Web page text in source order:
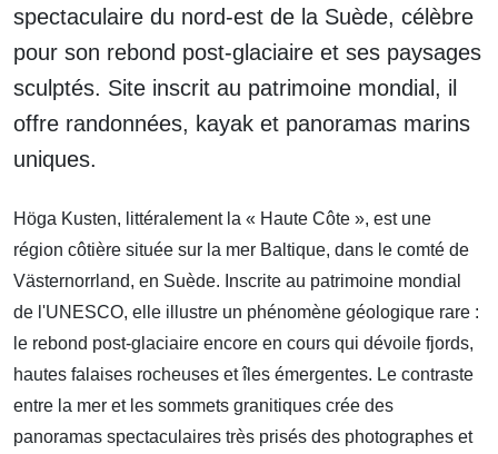
spectaculaire du nord-est de la Suède, célèbre
pour son rebond post-glaciaire et ses paysages
sculptés. Site inscrit au patrimoine mondial, il
offre randonnées, kayak et panoramas marins
uniques.
Höga Kusten, littéralement la « Haute Côte », est une
région côtière située sur la mer Baltique, dans le comté de
Västernorrland, en Suède. Inscrite au patrimoine mondial
de l'UNESCO, elle illustre un phénomène géologique rare :
le rebond post-glaciaire encore en cours qui dévoile fjords,
hautes falaises rocheuses et îles émergentes. Le contraste
entre la mer et les sommets granitiques crée des
panoramas spectaculaires très prisés des photographes et